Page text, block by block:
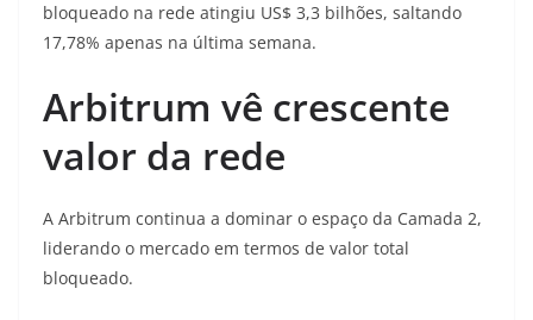
bloqueado na rede atingiu US$ 3,3 bilhões, saltando
17,78% apenas na última semana.
Arbitrum vê crescente
valor da rede
A Arbitrum continua a dominar o espaço da Camada 2,
liderando o mercado em termos de valor total
bloqueado.